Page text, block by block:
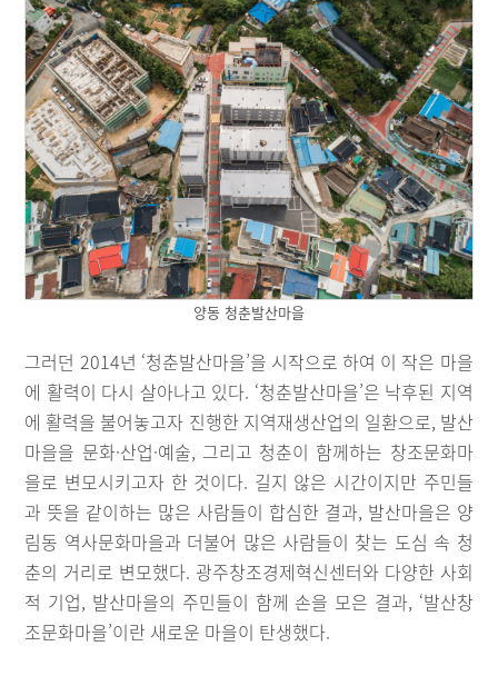
양동 청춘발산마을
그러던 2014년 ‘청춘발산마을’을 시작으로 하여 이 작은 마을
에 활력이 다시 살아나고 있다. ‘청춘발산마을’은 낙후된 지역
에 활력을 불어놓고자 진행한 지역재생산업의 일환으로, 발산
마을을 문화·산업·예술, 그리고 청춘이 함께하는 창조문화마
을로 변모시키고자 한 것이다. 길지 않은 시간이지만 주민들
과 뜻을 같이하는 많은 사람들이 합심한 결과, 발산마을은 양
림동 역사문화마을과 더불어 많은 사람들이 찾는 도심 속 청
춘의 거리로 변모했다. 광주창조경제혁신센터와 다양한 사회
적 기업, 발산마을의 주민들이 함께 손을 모은 결과, ‘발산창
조문화마을’이란 새로운 마을이 탄생했다.